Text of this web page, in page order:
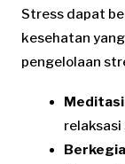
Stress dapat
kesehatan
pengelolaan
Meditasi
relaksasi